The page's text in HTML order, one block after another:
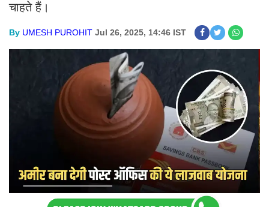
चाहते हैं।
By UMESH PUROHIT Jul 26, 2025, 14:46 IST